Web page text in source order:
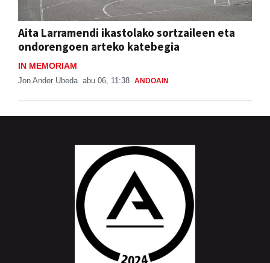
Aita Larramendi ikastolako sortzaileen eta
ondorengoen arteko katebegia
IN MEMORIAM
Jon Ander Ubeda abu 06, 11:38 ANDOAIN